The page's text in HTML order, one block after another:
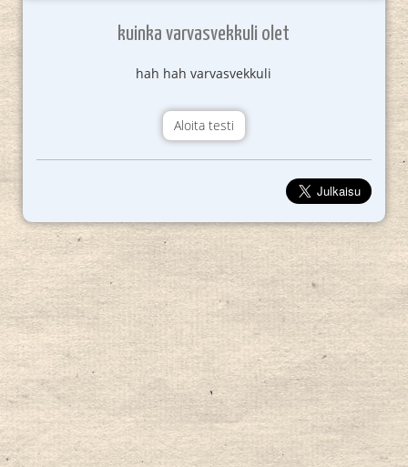
kuinka varvasvekkuli olet
hah hah varvasvekkuli
Aloita testi